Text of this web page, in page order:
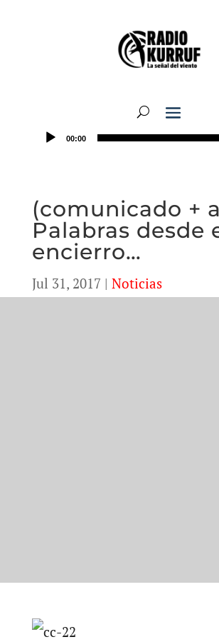
00:00
(comunicado +
Palabras desde
encierro…
Jul 31, 2017 | Noticias